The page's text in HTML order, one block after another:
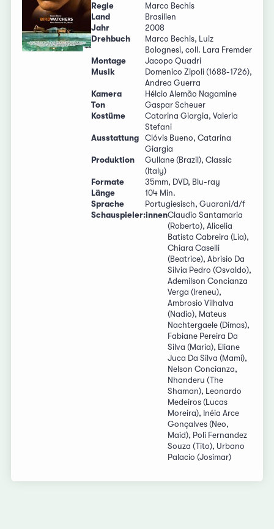
Regie
Marco Bechis
Land
Brasilien
Jahr
2008
Drehbuch
Marco Bechis, Luiz
Bolognesi, coll. Lara Fremder
Montage
Jacopo Quadri
Musik
Domenico Zipoli (1688-1726),
Andrea Guerra
Kamera
Hélcio Alemão Nagamine
Ton
Gaspar Scheuer
Kostüme
Catarina Giargia, Valeria
Stefani
Ausstattung
Clóvis Bueno, Catarina
Giargia
Produktion
Gullane (Brazil), Classic
(Italy)
Formate
35mm, DVD, Blu-ray
Länge
104 Min.
Sprache
Portugiesisch, Guarani/d/f
Schauspieler:innenClaudio Santamaria
(Roberto), Alicelia
Batista Cabreira (Lia),
Chiara Caselli
(Beatrice), Abrisio Da
Silvia Pedro (Osvaldo),
Ademilson Concianza
Verga (Ireneu),
Ambrosio Vilhalva
(Nadio), Mateus
Nachtergaele (Dimas),
Fabiane Pereira Da
Silva (Maria), Eliane
Juca Da Silva (Mami),
Nelson Concianza,
Nhanderu (The
Shaman), Leonardo
Medeiros (Lucas
Moreira), Inéia Arce
Gonçalves (Neo,
Maid), Poli Fernandez
Souza (Tito), Urbano
Palacio (Josimar)